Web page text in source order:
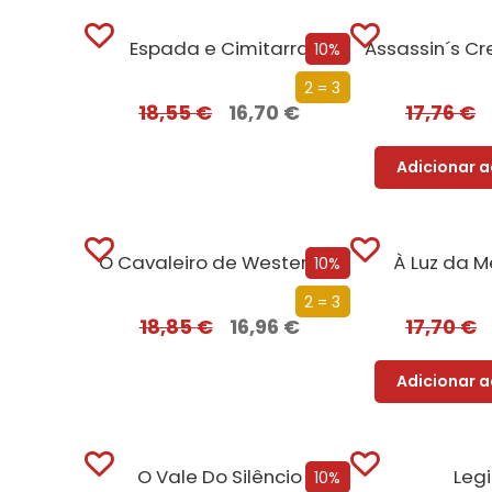
10%
2 = 3
Espada e Cimitarra
18,55€ 16,70 € 17,76€
Adicionar
10%
2 = 3
O Cavaleiro de Westeros e Outras Histórias
18,85€ 16,96 €
À Luz da
17,70€
Adicionar
10%
O Vale Do Silêncio